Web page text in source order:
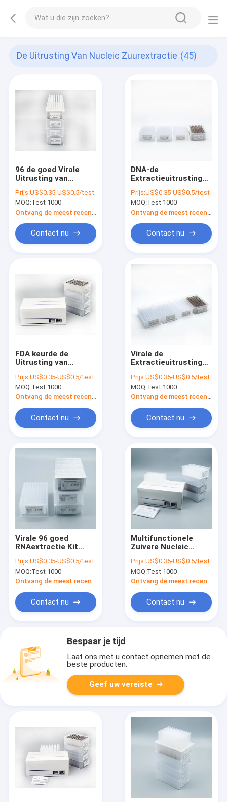
De Uitrusting Van Nucleic Zuurextractie (45)
96 de goed Virale
Uitrusting van
Prijs:US$0.35-US$0.5/test
MOQ:Test 1000
Contact nu
DNA-de
Extractieuitrusting
Zuur
Prijs:US$0.35-US$0.5/test
MOQ:Test 1000
Contact nu
FDA keurde de
Uitrusting van
Zuurextractie goed
Prijs:US$0.35-US$0.5/test
MOQ:Test 1000
Contact nu
Virale de
Extractieuitrusting
Nucleic Zuur Putten
met ISO-Goedkeuring
Prijs:US$0.35-US$0.5/test
MOQ:Test 1000
Contact nu
Virale 96 goed
RNAextractie Kit
Swab
Prijs:US$0.35-US$0.5/test
MOQ:Test 1000
Ontvang de meest recente Prijs
Contact nu
Multifunctionele
Zuivere Nucleic
Viral Diagnosis
Prijs:US$0.35-US$0.5/test
MOQ:Test 1000
Ontvang de meest recente Prijs
Contact nu
Bespaar je tijd
Laat ons met u contact opnemen met de
beste producten.
Geef uw vereiste